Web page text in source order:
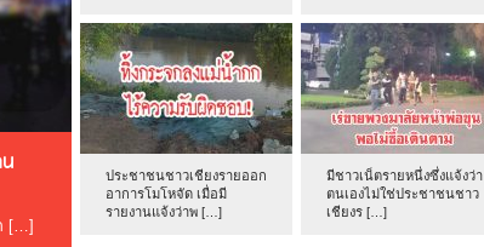
[…]
ประชาชนชาวเชียงรายออก
อาการโมโหจัด เมื่อมี
รายงานแจ้งว่าพ […]
มีชาวเน็ตรายหนึ่งซึ่งแจ้งว่า
ตนเองไม่ใช่ประชาชนชาว
เชียงร […]